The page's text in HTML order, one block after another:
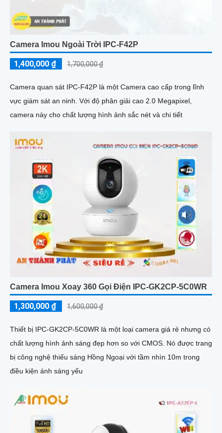
Camera Imou Ngoài Trời IPC-F42P
1,400,000 ₫ 1,700,000 ₫
Camera quan sát IPC-F42P là một Camera cao cấp trong lĩnh
vực giám sát an ninh. Với độ phân giải cao 2.0 Megapixel,
camera này cho chất lượng hình ảnh sắc nét và chi tiết
Camera Imou Xoay 360 Gọi Điện IPC-GK2CP-5C0WR
1,300,000 ₫ 1,600,000 ₫
Thiết bị IPC-GK2CP-5C0WR là một loại camera giá rẻ nhưng có
chất lượng hình ảnh sáng đẹp hơn so với CMOS. Nó được trang
bị công nghệ thiếu sáng Hồng Ngoại với tầm nhìn 10m trong
điều kiện ánh sáng yếu